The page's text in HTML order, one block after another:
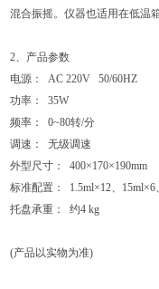
混合振摇。仪器也适用在低温
2、产品参数
电源： AC 220V 50/60HZ
功率： 35W
频率： 0~80转/分
调速： 无级调速
外型尺寸： 400×170×190mm
标准配置： 1.5ml×12、15ml×6
托盘承重： 约4 kg
(产品以实物为准)